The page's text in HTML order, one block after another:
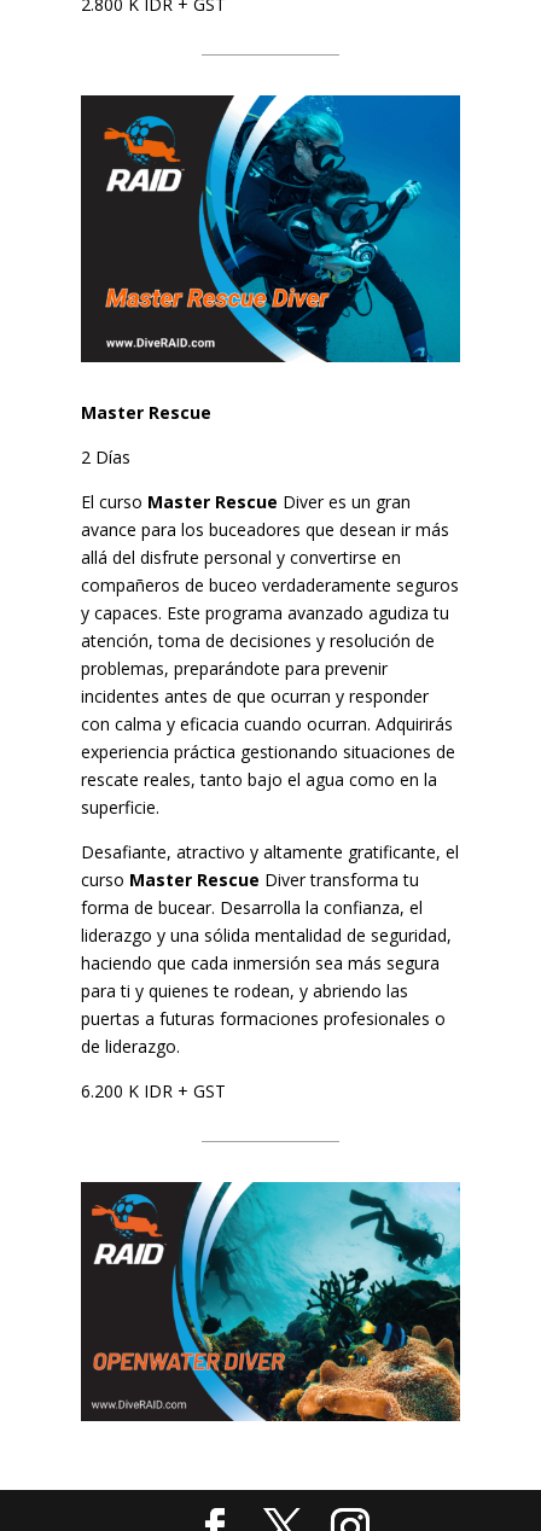
Master Rescue
2 Días
El curso Master Rescue Diver es un gran
avance para los buceadores que desean ir más
allá del disfrute personal y convertirse en
compañeros de buceo verdaderamente seguros
y capaces. Este programa avanzado agudiza tu
atención, toma de decisiones y resolución de
problemas, preparándote para prevenir
incidentes antes de que ocurran y responder
con calma y eficacia cuando ocurran. Adquirirás
experiencia práctica gestionando situaciones de
rescate reales, tanto bajo el agua como en la
superficie.
Desafiante, atractivo y altamente gratificante, el
curso Master Rescue Diver transforma tu
forma de bucear. Desarrolla la confianza, el
liderazgo y una sólida mentalidad de seguridad,
haciendo que cada inmersión sea más segura
para ti y quienes te rodean, y abriendo las
puertas a futuras formaciones profesionales o
de liderazgo.
6.200 K IDR + GST